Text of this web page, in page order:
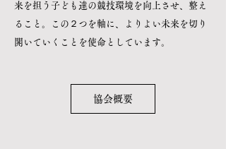
来を担う子ども達の競技環境を向上させ、整え
ること。この２つを軸に、よりよい未来を切り
開いていくことを使命としています。
協会概要